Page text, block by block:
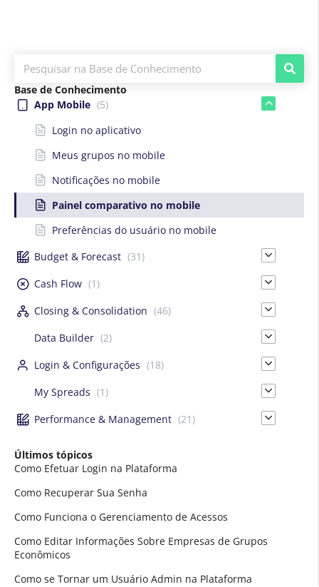
Base de Conhecimento
App Mobile (5)
Login no aplicativo
Meus grupos no mobile
Notificações no mobile
Painel comparativo no mobile
Preferências do usuário no mobile
Budget & Forecast (31)
Cash Flow (1)
Closing & Consolidation (46)
Data Builder (2)
Login & Configurações (18)
My Spreads (1)
Performance & Management (21)
Últimos tópicos
Como Efetuar Login na Plataforma
Como Recuperar Sua Senha
Como Funciona o Gerenciamento de Acessos
Como Editar Informações Sobre Empresas de Grupos
Econômicos
Como se Tornar um Usuário Admin na Plataforma